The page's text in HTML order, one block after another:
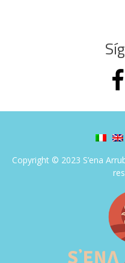
Copyright © 2023 S’ena